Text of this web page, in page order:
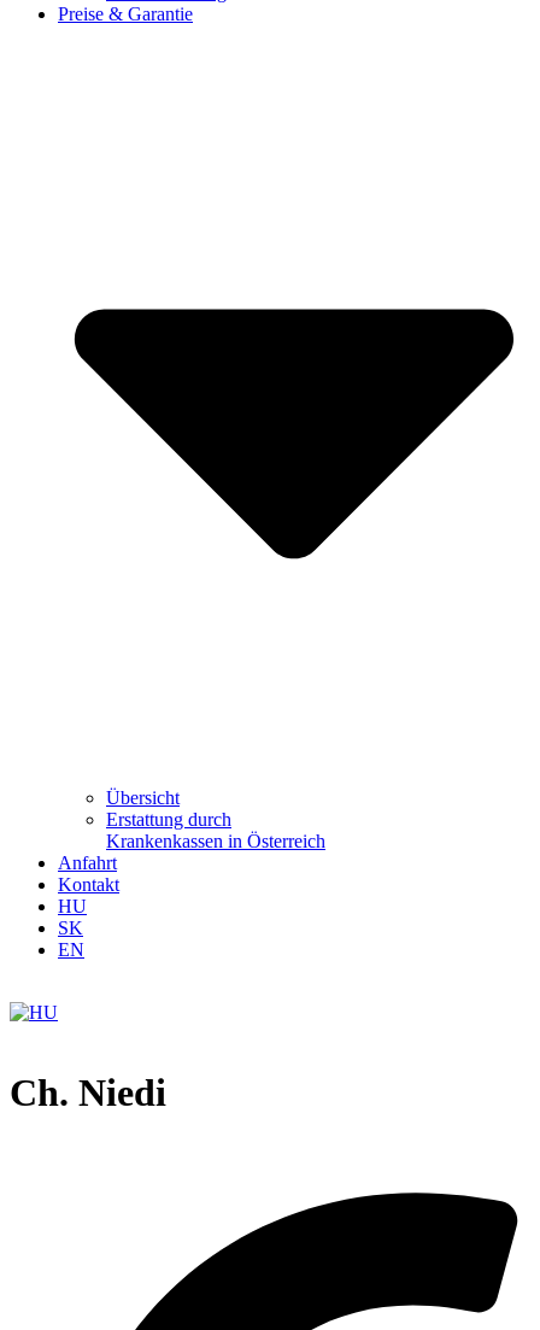
Preise & Garantie
Übersicht
Erstattung durch
Krankenkassen in Österreich
Anfahrt
Kontakt
HU
SK
EN
Ch. Niedi